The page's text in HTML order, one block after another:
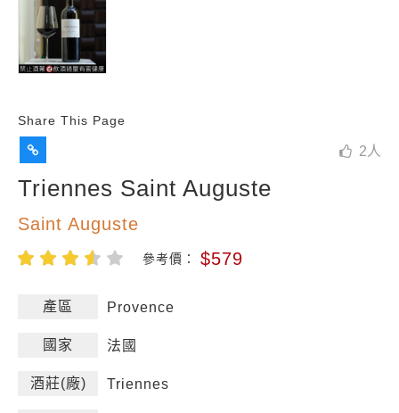
Share This Page
2 人
Triennes Saint Auguste
Saint Auguste
參考價： $579
產區 Provence
國家 法國
酒莊(廠) Triennes